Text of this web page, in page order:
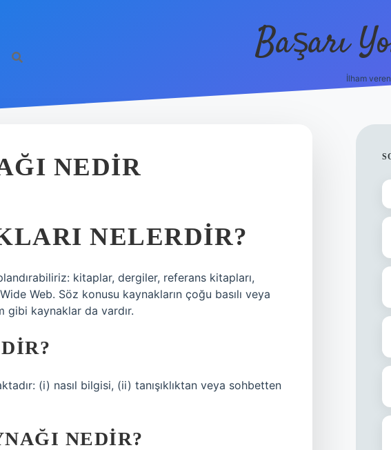
Başarı
İlham
NEDIR
NELERDIR?
kitaplar, dergiler, referans kitapları,
Web. Söz konusu kaynakların çoğu basılı veya
gibi kaynaklar da vardır.
(i) nasıl bilgisi, (ii) tanışıklıktan veya sohbetten
NEDIR?